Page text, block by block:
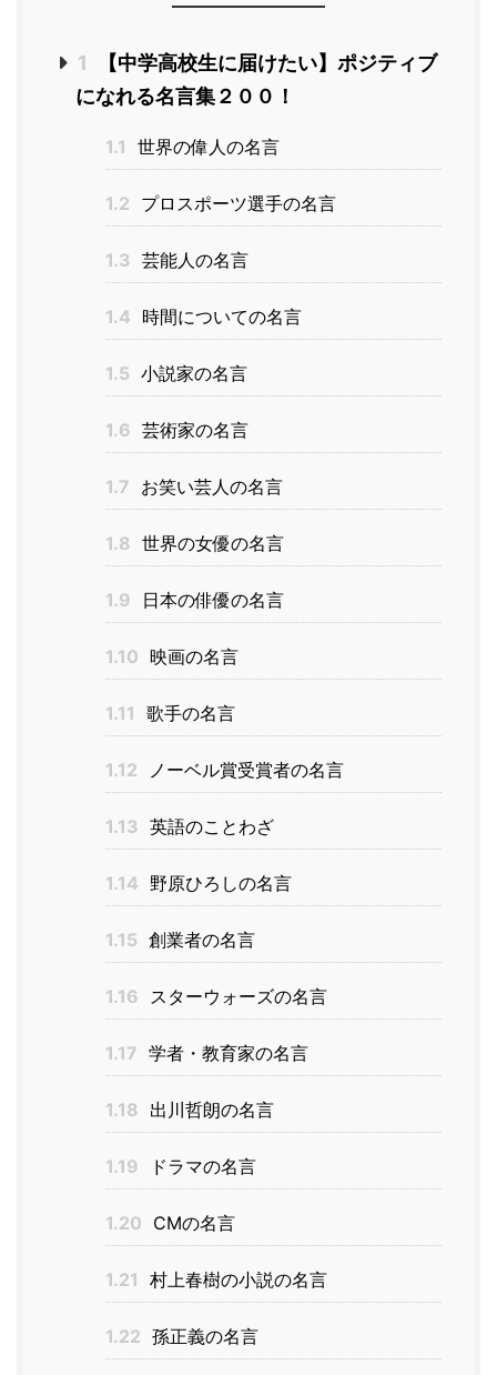
1
【中学高校生に届けたい】ポジティブ
になれる名言集２００！
1.1 世界の偉人の名言
1.2 プロスポーツ選手の名言
1.3 芸能人の名言
1.4 時間についての名言
1.5 小説家の名言
1.6 芸術家の名言
1.7 お笑い芸人の名言
1.8 世界の女優の名言
1.9 日本の俳優の名言
1.10 映画の名言
1.11 歌手の名言
1.12 ノーベル賞受賞者の名言
1.13 英語のことわざ
1.14 野原ひろしの名言
1.15 創業者の名言
1.16 スターウォーズの名言
1.17 学者・教育家の名言
1.18 出川哲朗の名言
1.19 ドラマの名言
1.20 CMの名言
1.21 村上春樹の小説の名言
1.22 孫正義の名言